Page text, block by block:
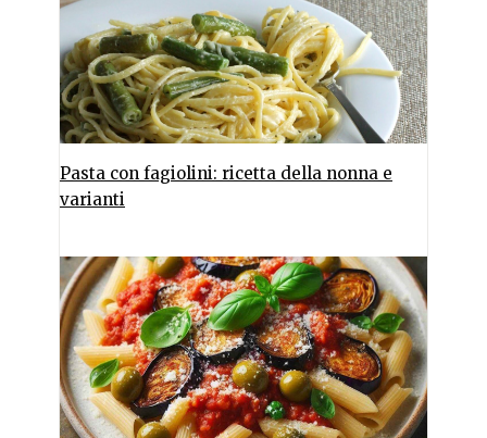
Pasta con fagiolini: ricetta della nonna e
varianti